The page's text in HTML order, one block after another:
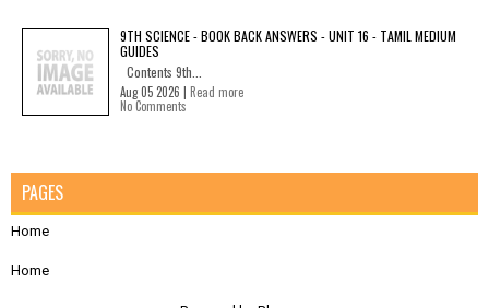
9TH SCIENCE - BOOK BACK ANSWERS - UNIT 16 - TAMIL MEDIUM
GUIDES
Contents 9th...
Aug 05 2026 | Read more
No Comments
PAGES
Home
Home